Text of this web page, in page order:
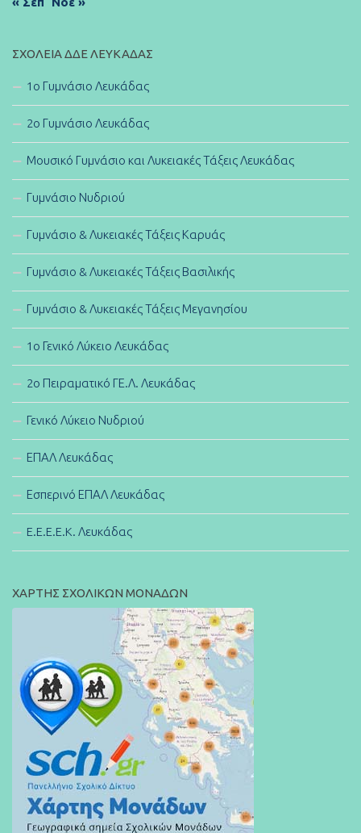
ΣΧΟΛΕΊΑ ΔΔΕ ΛΕΥΚΆΔΑΣ
1ο Γυμνάσιο Λευκάδας
2ο Γυμνάσιο Λευκάδας
Μουσικό Γυμνάσιο και Λυκειακές Τάξεις Λευκάδας
Γυμνάσιο Νυδριού
Γυμνάσιο & Λυκειακές Τάξεις Καρυάς
Γυμνάσιο & Λυκειακές Τάξεις Βασιλικής
Γυμνάσιο & Λυκειακές Τάξεις Μεγανησίου
1ο Γενικό Λύκειο Λευκάδας
2ο Πειραματικό ΓΕ.Λ. Λευκάδας
Γενικό Λύκειο Νυδριού
ΕΠΑΛ Λευκάδας
Εσπερινό ΕΠΑΛ Λευκάδας
E.E.E.E.K. Λευκάδας
ΧΑΡΤΗΣ ΣΧΟΛΙΚΩΝ ΜΟΝΑΔΩΝ